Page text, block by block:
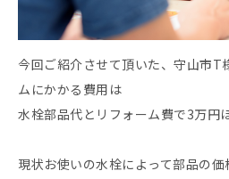
今回ご紹介させて頂いた、守山市T
ムにかかる費用は
水栓部品代とリフォーム費で3万円
現状お使いの水栓によって部品の